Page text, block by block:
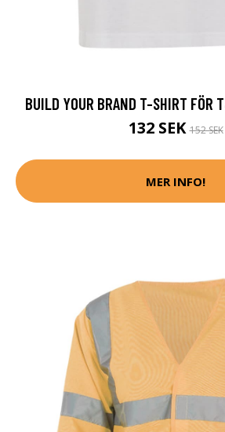
BUILD YOUR BRAND T-SHIRT FÖR
132 SEK152 SEK
MER INFO!